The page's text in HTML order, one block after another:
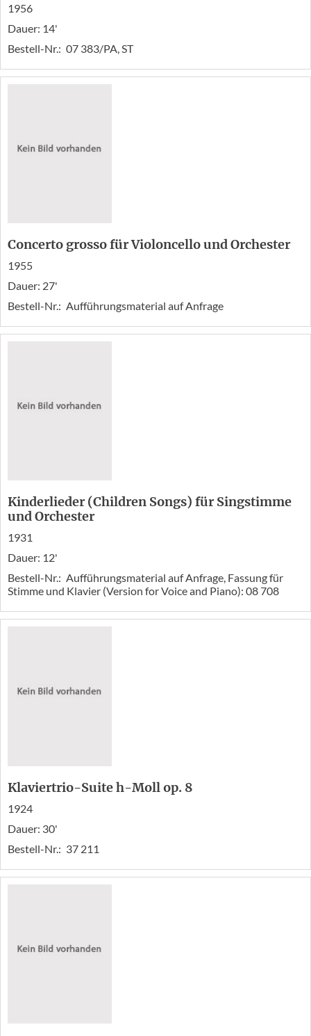
1956
Dauer: 14'
Bestell-Nr.: 07 383/PA, ST
Concerto grosso für Violoncello und Orchester
1955
Dauer: 27'
Bestell-Nr.: Aufführungsmaterial auf Anfrage
Kinderlieder (Children Songs) für Singstimme
und Orchester
1931
Dauer: 12'
Bestell-Nr.: Aufführungsmaterial auf Anfrage, Fassung für
Stimme und Klavier (Version for Voice and Piano): 08 708
Klaviertrio-Suite h-Moll op. 8
1924
Dauer: 30'
Bestell-Nr.: 37 211